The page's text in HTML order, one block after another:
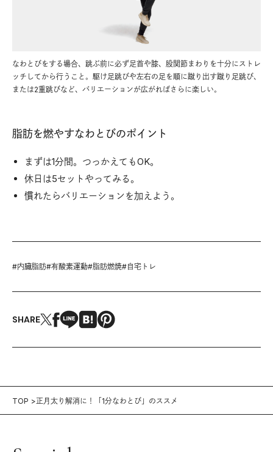
なわとびをする場合、跳ぶ前に必ず足首や膝、股関節まわりを十分にストレ
ッチしてから行うこと。駆け足跳びや左右の足を順に蹴り出す蹴り足跳び、
または2重跳びなど、バリエーションが広がればさらに楽しい。
脂肪を燃やすなわとびのポイント
まずは1分間。つっかえてもOK。
休日は5セットやってみる。
慣れたらバリエーションを加えよう。
#内臓脂肪#有酸素運動#脂肪燃焼#自宅トレ
SHARE
TOP 正月太り解消に！「1分なわとび」のススメ